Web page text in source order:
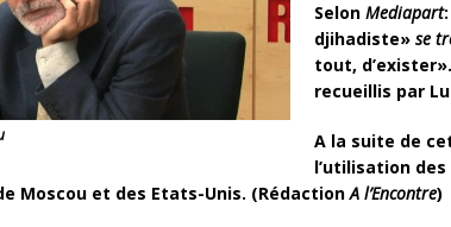
Selon Mediapart:
djihadiste» se
tout,
recueillis par
A la suite de
l’utilisation
Moscou et des Etats-Unis. (RédactionA l’Encontre)